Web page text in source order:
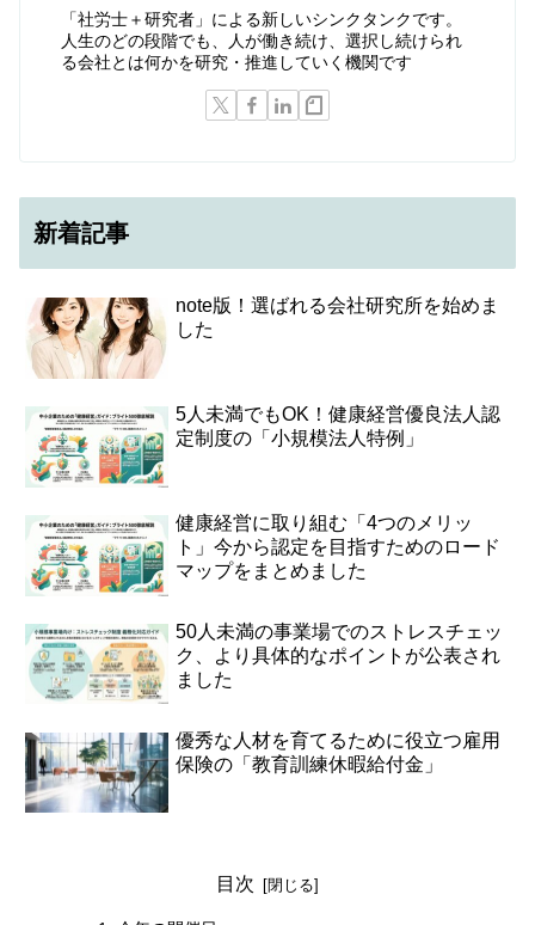
「社労士＋研究者」による新しいシンクタンクです。
人生のどの段階でも、人が働き続け、選択し続けられ
る会社とは何かを研究・推進していく機関です
新着記事
note版！選ばれる会社研究所を始めま
した
5人未満でもOK！健康経営優良法人認
定制度の「小規模法人特例」
健康経営に取り組む「4つのメリッ
ト」今から認定を目指すためのロード
マップをまとめました
50人未満の事業場でのストレスチェッ
ク、より具体的なポイントが公表され
ました
優秀な人材を育てるために役立つ雇用
保険の「教育訓練休暇給付金」
目次